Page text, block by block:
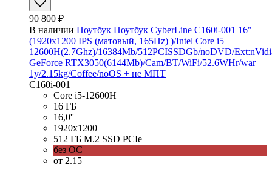
90 800 ₽
В наличии Ноутбук Ноутбук CyberLine C160i-001 16"
(1920x1200 IPS (матовый, 165Hz) )/Intel Core i5
12600H(2.7Ghz)/16384Mb/512PCISSDGb/noDVD/
GeForce RTX3050(6144Mb)/Cam/BT/WiFi/52.6WHr/war
1y/2.15kg/Coffee/noOS + не МПТ
C160i-001
Core i5-12600H
16 ГБ
16,0''
1920x1200
512 ГБ M.2 SSD PCIe
без ОС
от 2.15